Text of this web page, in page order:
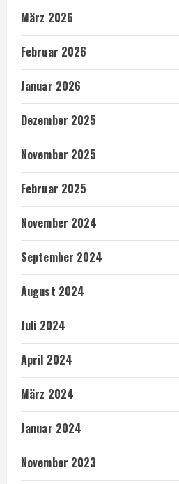
März 2026
Februar 2026
Januar 2026
Dezember 2025
November 2025
Februar 2025
November 2024
September 2024
August 2024
Juli 2024
April 2024
März 2024
Januar 2024
November 2023